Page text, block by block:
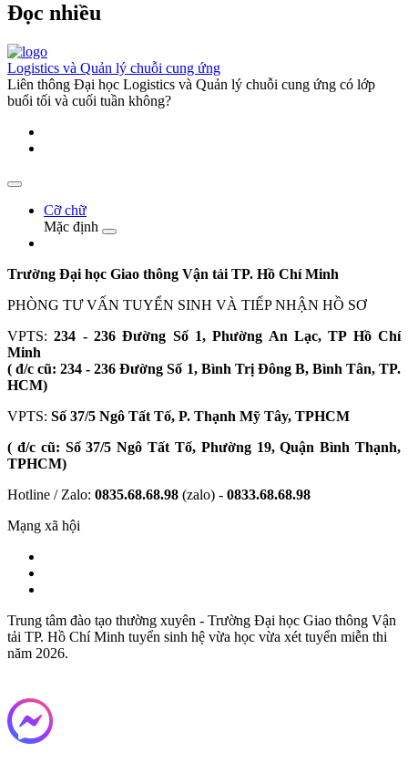
Đọc nhiều
Logistics và Quản lý chuỗi cung ứng
Liên thông Đại học Logistics và Quản lý chuỗi cung ứng có lớp
buổi tối và cuối tuần không?
Cỡ chữ
Mặc định
Trường Đại học Giao thông Vận tải TP. Hồ Chí Minh
PHÒNG TƯ VẤN TUYỂN SINH VÀ TIẾP NHẬN HỒ SƠ
VPTS:234 - 236 Đường Số 1, Phường An Lạc, TP Hồ Chí
Minh
( đ/c cũ: 234 - 236 Đường Số 1, Bình Trị Đông B, Bình Tân, TP.
HCM)
VPTS: Số 37/5 Ngô Tất Tố, P. Thạnh Mỹ Tây, TPHCM
( đ/c cũ: Số 37/5 Ngô Tất Tố, Phường 19, Quận Bình Thạnh,
TPHCM)
Hotline / Zalo: 0835.68.68.98 (zalo) - 0833.68.68.98
Mạng xã hội
Trung tâm đào tạo thường xuyên - Trường Đại học Giao thông Vận
tải TP. Hồ Chí Minh tuyển sinh hệ vừa học vừa xét tuyển miễn thi
năm 2026.